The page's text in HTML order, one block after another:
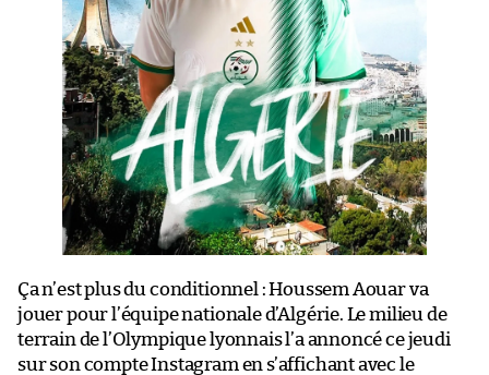
Ça n’est plus du conditionnel : Houssem Aouar va
jouer pour l’équipe nationale d’Algérie. Le milieu de
terrain de l’Olympique lyonnais l’a annoncé ce jeudi
sur son compte Instagram en s’affichant avec le